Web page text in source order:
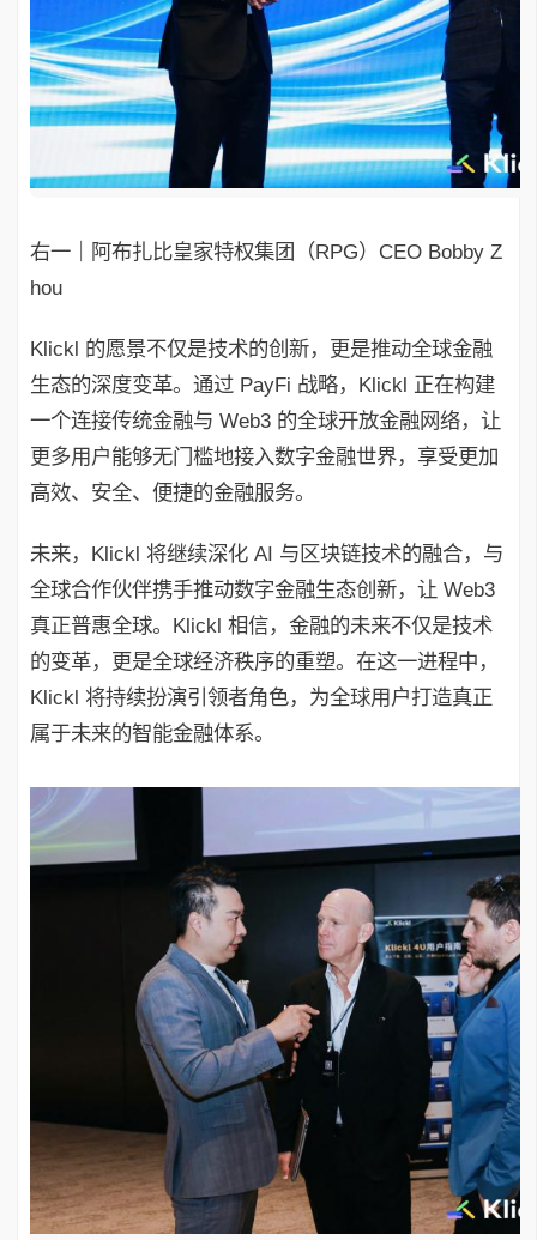
右一｜阿布扎比皇家特权集团（RPG）CEO Bobby Z
hou
Klickl 的愿景不仅是技术的创新，更是推动全球金融
生态的深度变革。通过 PayFi 战略，Klickl 正在构建
一个连接传统金融与 Web3 的全球开放金融网络，让
更多用户能够无门槛地接入数字金融世界，享受更加
高效、安全、便捷的金融服务。
未来，Klickl 将继续深化 AI 与区块链技术的融合，与
全球合作伙伴携手推动数字金融生态创新，让 Web3
真正普惠全球。Klickl 相信，金融的未来不仅是技术
的变革，更是全球经济秩序的重塑。在这一进程中，
Klickl 将持续扮演引领者角色，为全球用户打造真正
属于未来的智能金融体系。